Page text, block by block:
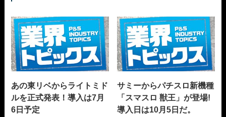
あの東リベからライトミド
ルを正式発表！導入は7月
6日予定
サミーからパチスロ新機種
「スマスロ 獣王」が登場!
導入日は10月5日だ。